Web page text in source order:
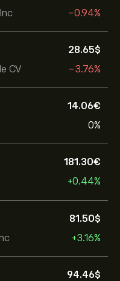
-0.94%
CV
28.65‎$‎
-3.76%
14.06‎€‎
0%
181.30‎€‎
+0.44%
81.50‎$‎
+3.16%
94.46‎$‎